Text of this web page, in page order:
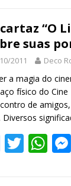
b
o
o
k
er s
A
p
p
“O
suas
2011 Deco
a magia do
físico do
de
Diversos
F T W